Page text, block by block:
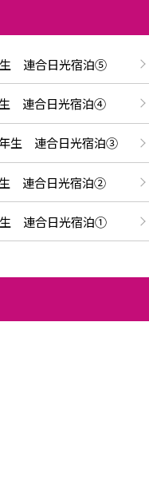
生 連合日光宿泊⑤
生 連合日光宿泊④
年生 連合日光宿泊③
生 連合日光宿泊②
生 連合日光宿泊①